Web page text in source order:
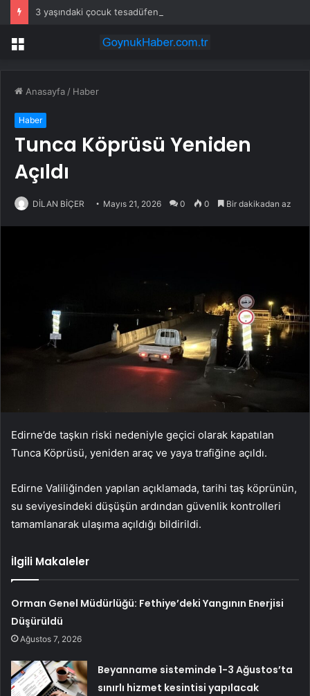
3 yaşındaki çocuk tesadüfen hazine buldu
Menü
Anasayfa / Haber
Haber
Tunca Köprüsü Yeniden
Açıldı
DİLAN BİÇER Mayıs 21, 2026 0 0 Bir dakikadan az
Edirne’de taşkın riski nedeniyle geçici olarak kapatılan
Tunca Köprüsü, yeniden araç ve yaya trafiğine açıldı.
Edirne Valiliğinden yapılan açıklamada, tarihi taş köprünün,
su seviyesindeki düşüşün ardından güvenlik kontrolleri
tamamlanarak ulaşıma açıldığı bildirildi.
İlgili Makaleler
Orman Genel Müdürlüğü: Fethiye’deki Yangının Enerjisi
Düşürüldü
Ağustos 7, 2026
Beyanname sisteminde 1-3 Ağustos’ta
sınırlı hizmet kesintisi yapılacak